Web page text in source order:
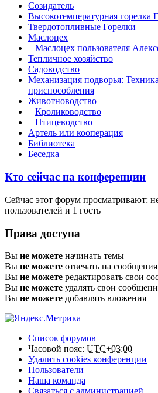
Созидатель
Высокотемпературная горелка
Твердотопливные Горелки
Маслоцех
Маслоцех пользователя
Тепличное хозяйство
Садоводство
Механизация подворья:
приспособления
Животноводство
Кролиководство
Птицеводство
Артель или кооперация
Библиотека
Беседка
Кто сейчас на конференции
Сейчас этот форум просматривают:
пользователей и 1 гость
Права доступа
Вы не можете начинать темы
Вы не можете отвечать на сообщения
Вы не можете редактировать свои
Вы не можете удалять свои
Вы не можете добавлять вложения
Список форумов
Часовой пояс: UTC+03:00
Удалить cookies конференции
Пользователи
Наша команда